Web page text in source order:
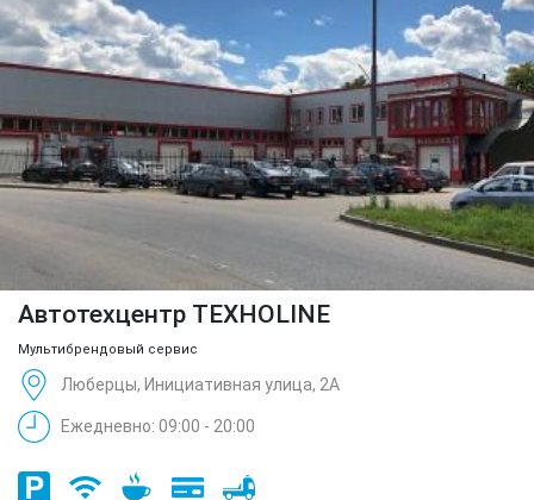
Автотехцентр TEXHOLINE
Мультибрендовый сервис
Люберцы, Инициативная улица, 2А
Ежедневно: 09:00 - 20:00